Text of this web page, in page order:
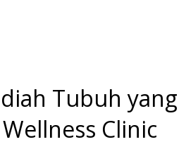
Tubuh yang
Clinic